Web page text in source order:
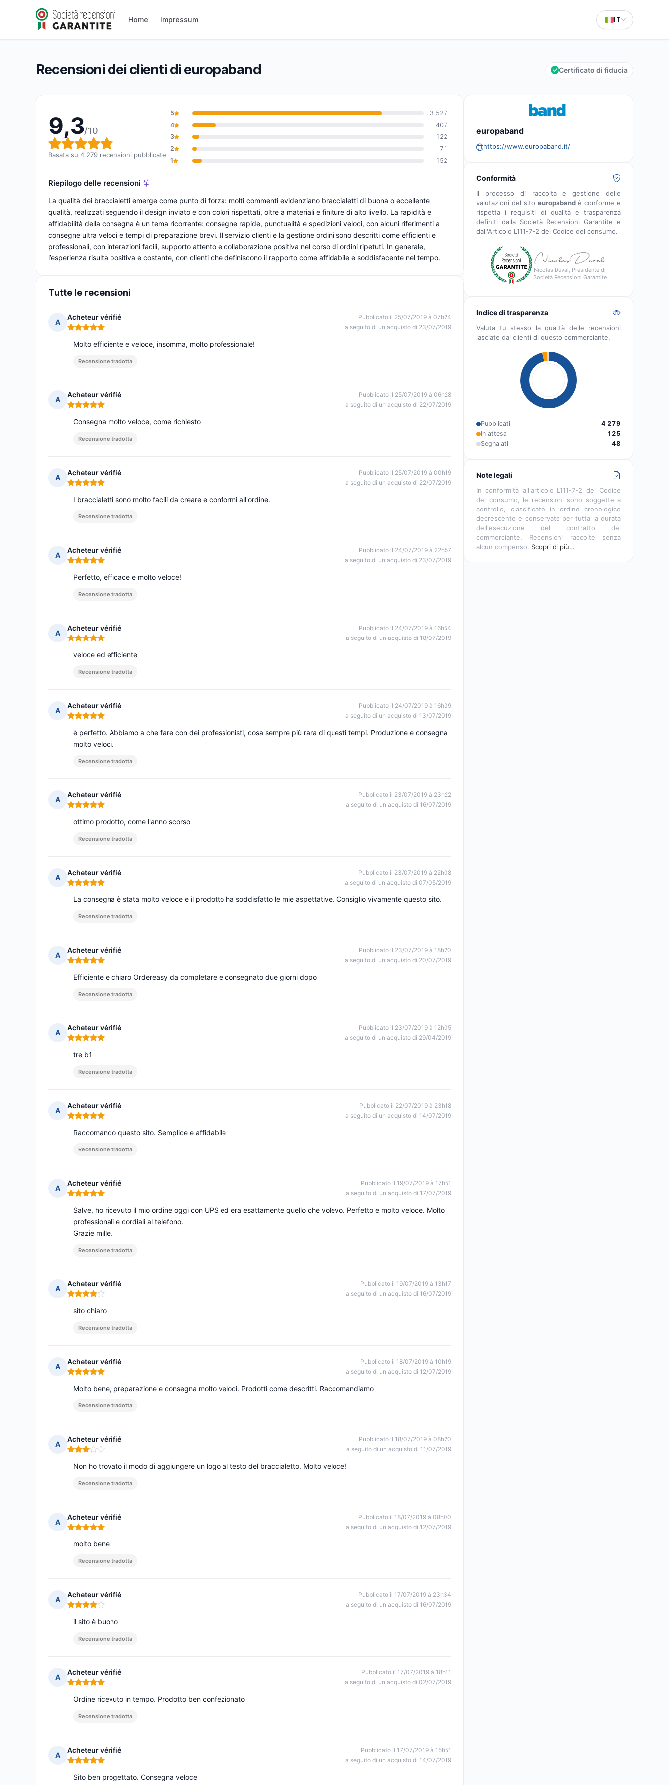
Home Impressum IT
europaband
Valutazione globale: 9,3 su 10
9,3/10(4 279 recensioni)
Recensioni dei clienti di europaband Certificato di fiducia
9,3/10
Valutazione globale: 9,3 su 10
Basata su 4 279 recensioni pubblicate
5
3 527
4
407
3
122
2
71
1
152
Riepilogo delle recensioni
La qualità dei braccialetti emerge come punto di forza: molti commenti evidenziano braccialetti di buona o eccellente
qualità, realizzati seguendo il design inviato e con colori rispettati, oltre a materiali e finiture di alto livello. La rapidità e
affidabilità della consegna è un tema ricorrente: consegne rapide, punctualità e spedizioni veloci, con alcuni riferimenti a
consegne ultra veloci e tempi di preparazione brevi. Il servizio clienti e la gestione ordini sono descritti come efficienti e
professionali, con interazioni facili, supporto attento e collaborazione positiva nel corso di ordini ripetuti. In generale,
l’esperienza risulta positiva e costante, con clienti che definiscono il rapporto come affidabile e soddisfacente nel tempo.
Tutte le recensioni
A
Acheteur vérifié
Nota: 5 su 5
Pubblicato il 25/07/2019 à 07h24
a seguito di un acquisto di 23/07/2019
Molto efficiente e veloce, insomma, molto professionale!
Recensione tradotta
A
Acheteur vérifié
Nota: 5 su 5
Pubblicato il 25/07/2019 à 06h28
a seguito di un acquisto di 22/07/2019
Consegna molto veloce, come richiesto
Recensione tradotta
A
Acheteur vérifié
Nota: 5 su 5
Pubblicato il 25/07/2019 à 00h19
a seguito di un acquisto di 22/07/2019
I braccialetti sono molto facili da creare e conformi all'ordine.
Recensione tradotta
A
Acheteur vérifié
Nota: 5 su 5
Pubblicato il 24/07/2019 à 22h57
a seguito di un acquisto di 23/07/2019
Perfetto, efficace e molto veloce!
Recensione tradotta
A
Acheteur vérifié
Nota: 5 su 5
Pubblicato il 24/07/2019 à 16h54
a seguito di un acquisto di 18/07/2019
veloce ed efficiente
Recensione tradotta
A
Acheteur vérifié
Nota: 5 su 5
Pubblicato il 24/07/2019 à 16h39
a seguito di un acquisto di 13/07/2019
è perfetto. Abbiamo a che fare con dei professionisti, cosa sempre più rara di questi tempi. Produzione e consegna
molto veloci.
Recensione tradotta
A
Acheteur vérifié
Nota: 5 su 5
Pubblicato il 23/07/2019 à 23h22
a seguito di un acquisto di 16/07/2019
ottimo prodotto, come l'anno scorso
Recensione tradotta
A
Acheteur vérifié
Nota: 5 su 5
Pubblicato il 23/07/2019 à 22h08
a seguito di un acquisto di 07/05/2019
La consegna è stata molto veloce e il prodotto ha soddisfatto le mie aspettative. Consiglio vivamente questo sito.
Recensione tradotta
A
Acheteur vérifié
Nota: 5 su 5
Pubblicato il 23/07/2019 à 18h20
a seguito di un acquisto di 20/07/2019
Efficiente e chiaro Ordereasy da completare e consegnato due giorni dopo
Recensione tradotta
A
Acheteur vérifié
Nota: 5 su 5
Pubblicato il 23/07/2019 à 12h05
a seguito di un acquisto di 29/04/2019
tre b1
Recensione tradotta
A
Acheteur vérifié
Nota: 5 su 5
Pubblicato il 22/07/2019 à 23h18
a seguito di un acquisto di 14/07/2019
Raccomando questo sito. Semplice e affidabile
Recensione tradotta
A
Acheteur vérifié
Nota: 5 su 5
Pubblicato il 19/07/2019 à 17h51
a seguito di un acquisto di 17/07/2019
Salve, ho ricevuto il mio ordine oggi con UPS ed era esattamente quello che volevo. Perfetto e molto veloce. Molto
professionali e cordiali al telefono.
Grazie mille.
Recensione tradotta
A
Acheteur vérifié
Nota: 4 su 5
Pubblicato il 19/07/2019 à 13h17
a seguito di un acquisto di 16/07/2019
sito chiaro
Recensione tradotta
A
Acheteur vérifié
Nota: 5 su 5
Pubblicato il 18/07/2019 à 10h19
a seguito di un acquisto di 12/07/2019
Molto bene, preparazione e consegna molto veloci. Prodotti come descritti. Raccomandiamo
Recensione tradotta
A
Acheteur vérifié
Nota: 3 su 5
Pubblicato il 18/07/2019 à 08h20
a seguito di un acquisto di 11/07/2019
Non ho trovato il modo di aggiungere un logo al testo del braccialetto. Molto veloce!
Recensione tradotta
A
Acheteur vérifié
Nota: 5 su 5
Pubblicato il 18/07/2019 à 08h00
a seguito di un acquisto di 12/07/2019
molto bene
Recensione tradotta
A
Acheteur vérifié
Nota: 4 su 5
Pubblicato il 17/07/2019 à 23h34
a seguito di un acquisto di 16/07/2019
il sito è buono
Recensione tradotta
A
Acheteur vérifié
Nota: 5 su 5
Pubblicato il 17/07/2019 à 18h11
a seguito di un acquisto di 02/07/2019
Ordine ricevuto in tempo. Prodotto ben confezionato
Recensione tradotta
A
Acheteur vérifié
Nota: 5 su 5
Pubblicato il 17/07/2019 à 15h51
a seguito di un acquisto di 14/07/2019
Sito ben progettato. Consegna veloce
europaband
https://www.europaband.it/
Conformità
Il processo di raccolta e gestione delle
valutazioni del sito europabandè conforme e
rispetta i requisiti di qualità e trasparenza
definiti dalla Società Recensioni Garantite e
dall'Articolo L111-7-2 del Codice del consumo.
Nicolas Duval, Presidente di
Società Recensioni Garantite
Indice di trasparenza
Valuta tu stesso la qualità delle recensioni
lasciate dai clienti di questo commerciante.
Pubblicati
4 279
In attesa
125
Segnalati
48
Note legali
In conformità all'articolo L111-7-2 del Codice
del consumo, le recensioni sono soggette a
controllo, classificate in ordine cronologico
decrescente e conservate per tutta la durata
dell'esecuzione del contratto del
commerciante. Recensioni raccolte senza
alcun compenso. Scopri di più…